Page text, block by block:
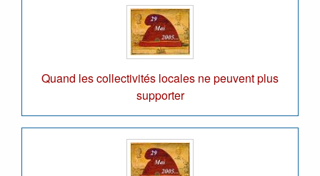
Quand les collectivités locales ne peuvent plus
supporter